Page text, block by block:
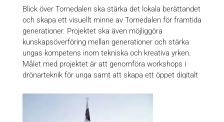
Blick över Tornedalen ska stärka det lokala berättandet
och skapa ett visuellt minne av Tornedalen för framtida
generationer. Projektet ska även möjliggöra
kunskapsöverföring mellan generationer och stärka
ungas kompetens inom tekniska och kreativa yrken.
Målet med projektet är att genomföra workshops i
drönarteknik för unga samt att skapa ett öppet digitalt